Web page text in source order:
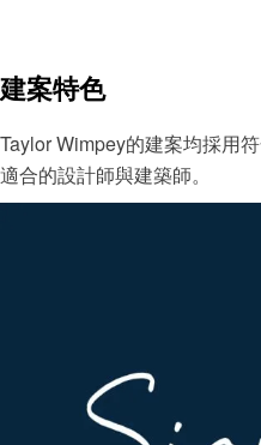
建案特色
Taylor Wimpey的建案均採用
適合的設計師與建築師。